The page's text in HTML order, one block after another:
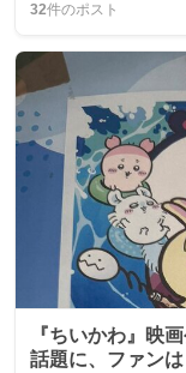
32件のポスト
『ちいかわ』映
話題に、ファン